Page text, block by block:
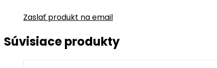
Zaslať produkt na email
Súvisiace produkty